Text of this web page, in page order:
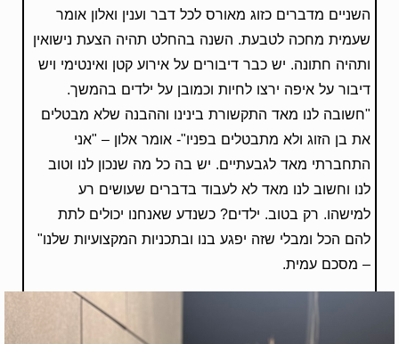
השניים מדברים כזוג מאורס לכל דבר וענין ואלון אומר
שעמית מחכה לטבעת. השנה בהחלט תהיה הצעת נישואין
ותהיה חתונה. יש כבר דיבורים על אירוע קטן ואינטימי ויש
דיבור על איפה ירצו לחיות וכמובן על ילדים בהמשך.
"חשובה לנו מאד התקשורת בינינו וההבנה שלא מבטלים
את בן הזוג ולא מתבטלים בפניו"- אומר אלון – "אני
התחברתי מאד לגבעתיים. יש בה כל מה שנכון לנו וטוב
לנו וחשוב לנו מאד לא לעבוד בדברים שעושים רע
למישהו. רק בטוב. ילדים? כשנדע שאנחנו יכולים לתת
להם הכל ומבלי שזה יפגע בנו ובתכניות המקצועיות שלנו"
– מסכם עמית.